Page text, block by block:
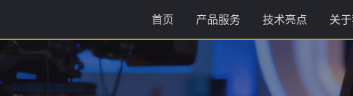
首页 产品服务 技术亮点 关